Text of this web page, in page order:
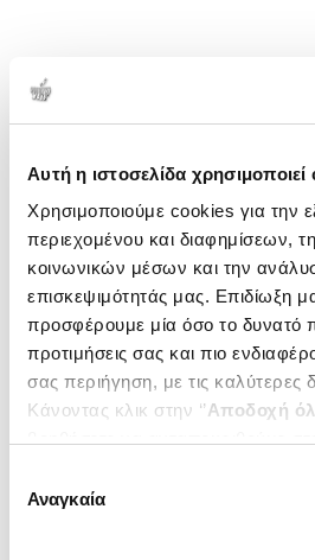
Αυτή η ιστοσελίδα
Χρησιμοποιούμε cookies για την
περιεχομένου και διαφημίσεων,
κοινωνικών μέσων και την
επισκεψιμότητάς μας. Επιδίωξη
προσφέρουμε μία όσο το δυνατό
προτιμήσεις σας και πιο
σας περιήγηση, με τις καλύτερες
Κάνοντας κλικ στην ‘’Αποδοχή
ενδιαφέρουν και να επιλέξετε
΄΄και να
συγκατάθεσης
Αναγκαία